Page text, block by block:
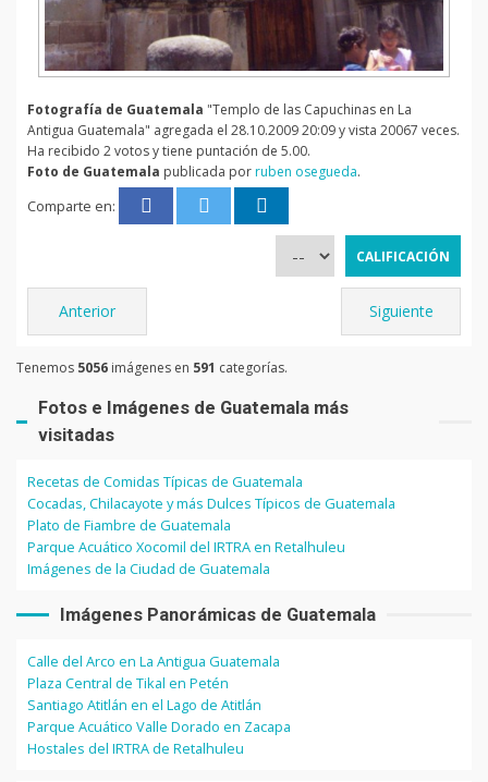
Fotografía de Guatemala "Templo de las Capuchinas en La
Antigua Guatemala" agregada el 28.10.2009 20:09 y vista 20067 veces.
Ha recibido 2 votos y tiene puntación de 5.00.
Foto de Guatemala publicada porruben osegueda.
Comparte en:
Anterior Siguiente
Tenemos 5056 imágenes en 591 categorías.
Fotos e Imágenes de Guatemala más
visitadas
Recetas de Comidas Típicas de Guatemala
Cocadas, Chilacayote y más Dulces Típicos de Guatemala
Plato de Fiambre de Guatemala
Parque Acuático Xocomil del IRTRA en Retalhuleu
Imágenes de la Ciudad de Guatemala
Imágenes Panorámicas de Guatemala
Calle del Arco en La Antigua Guatemala
Plaza Central de Tikal en Petén
Santiago Atitlán en el Lago de Atitlán
Parque Acuático Valle Dorado en Zacapa
Hostales del IRTRA de Retalhuleu